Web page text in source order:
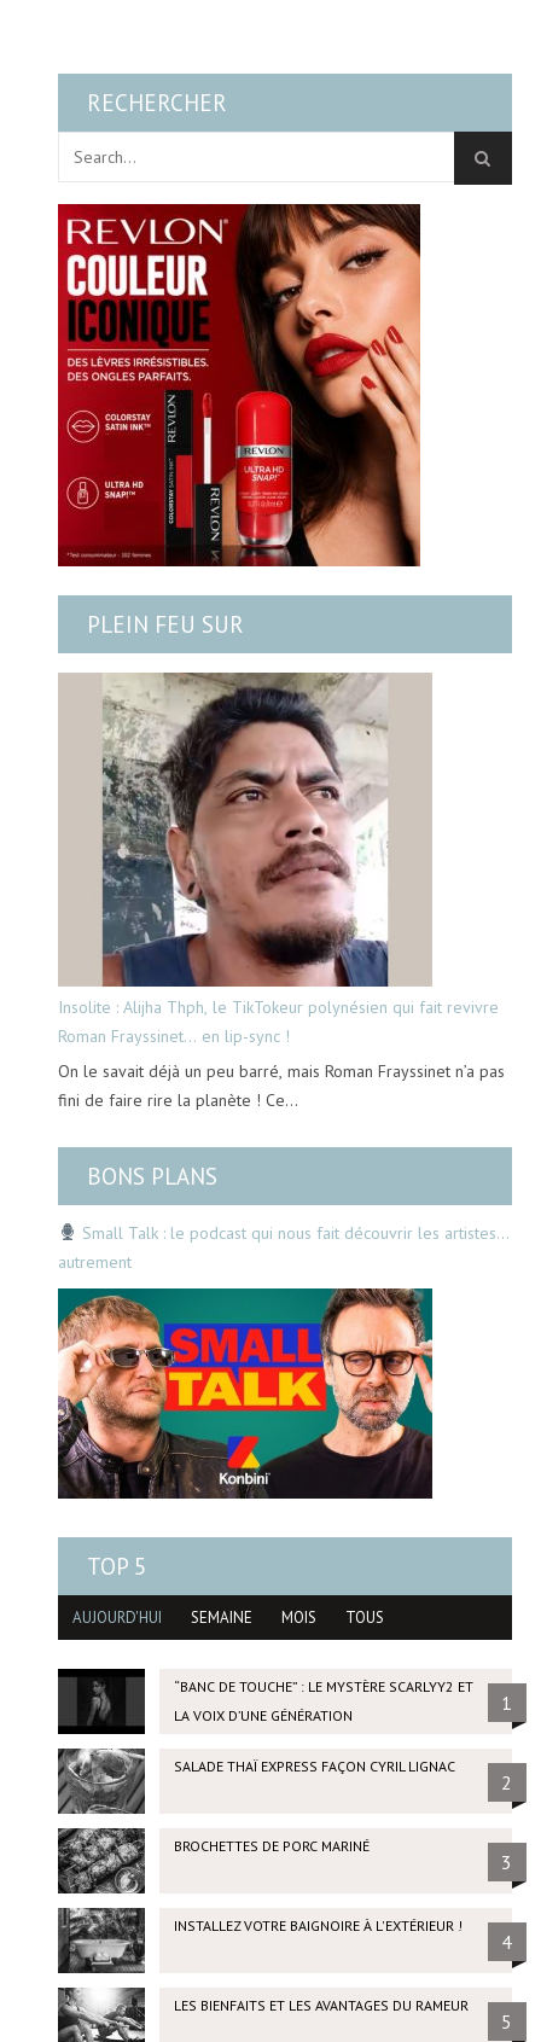
RECHERCHER
PLEIN FEU SUR
Insolite : Alijha Thph, le TikTokeur polynésien qui fait revivre
Roman Frayssinet… en lip-sync !
On le savait déjà un peu barré, mais Roman Frayssinet n’a pas
fini de faire rire la planète ! Ce…
BONS PLANS
Small Talk : le podcast qui nous fait découvrir les artistes…
autrement
TOP 5
AUJOURD'HUI SEMAINE MOIS TOUS
“BANC DE TOUCHE” : LE MYSTÈRE SCARLYY2 ET
LA VOIX D’UNE GÉNÉRATION
1
SALADE THAÏ EXPRESS FAÇON CYRIL LIGNAC
2
BROCHETTES DE PORC MARINÉ
3
INSTALLEZ VOTRE BAIGNOIRE À L'EXTÉRIEUR !
4
LES BIENFAITS ET LES AVANTAGES DU RAMEUR
5